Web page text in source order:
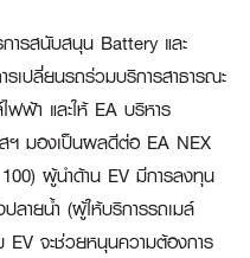
การสนับสนุน Battery และ
รเปลี่ยนรถร่วมบริการสาธารณะ
ฟ้า และให้ EA บริหาร
ฯ มองเป็นผลดีต่อ EA NEX
ผู้นำด้าน EV มีการลงทุน
ลายน้ำ (ผู้ให้บริการรถเมล์
EV จะช่วยหนุนความต้องการ